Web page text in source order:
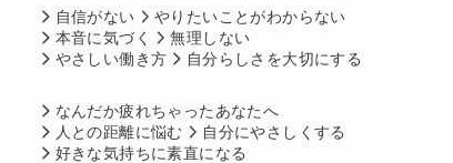
自信がない
やりたいことがわからない
本音に気づく
無理しない
やさしい働き方
自分らしさを大切にする
なんだか疲れちゃったあなたへ
人との距離に悩む
自分にやさしくする
好きな気持ちに素直になる